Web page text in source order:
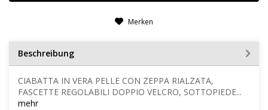
Merken
Beschreibung
CIABATTA IN VERA PELLE CON ZEPPA RIALZATA,
FASCETTE REGOLABILI DOPPIO VELCRO, SOTTOPIEDE...
mehr